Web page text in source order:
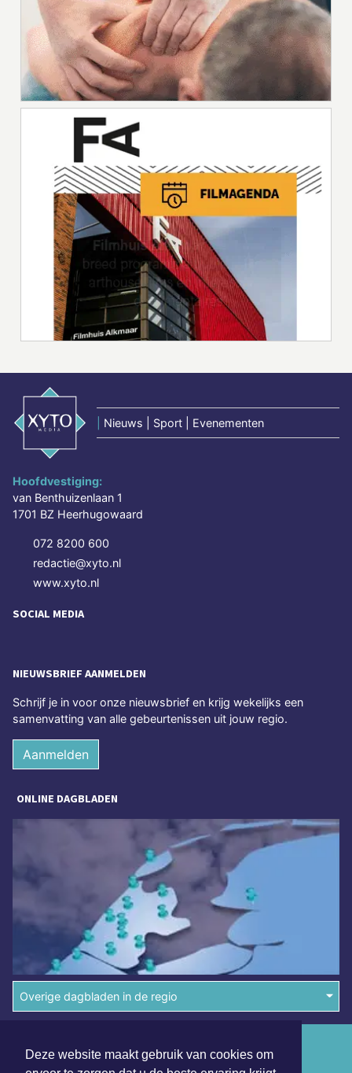
Deze website maakt gebruik van cookies om
Nieuws | Sport | Evenementen
Hoofdvestiging:
van Benthuizenlaan 1
1701 BZ Heerhugowaard
072 8200 600
redactie@xyto.nl
www.xyto.nl
SOCIAL MEDIA
NIEUWSBRIEF AANMELDEN
Schrijf je in voor onze nieuwsbrief en krijg wekelijks een
samenvatting van alle gebeurtenissen uit jouw regio.
Aanmelden
ONLINE DAGBLADEN
Overige dagbladen in de regio